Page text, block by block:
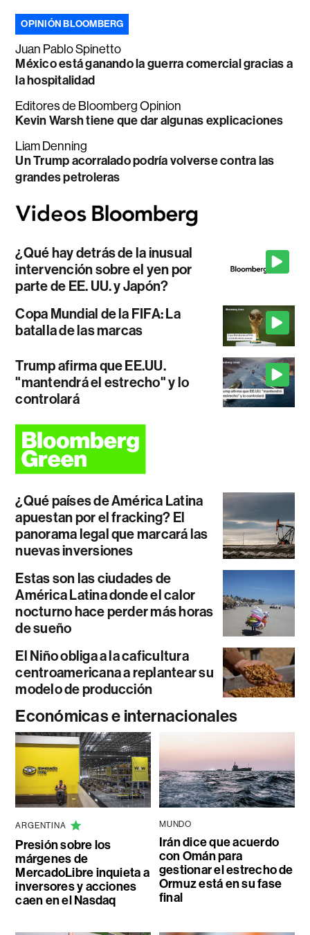
OPINIÓN BLOOMBERG
Juan Pablo Spinetto
México está ganando la guerra comercial gracias a
la hospitalidad
Editores de Bloomberg Opinion
Kevin Warsh tiene que dar algunas explicaciones
Liam Denning
Un Trump acorralado podría volverse contra las
grandes petroleras
¿Qué hay detrás de la inusual
intervención sobre el yen por
parte de EE. UU. y Japón?
Copa Mundial de la FIFA: La
batalla de las marcas
Trump afirma que EE.UU.
"mantendrá el estrecho" y lo
controlará
¿Qué países de América Latina
apuestan por el fracking? El
panorama legal que marcará las
nuevas inversiones
Estas son las ciudades de
América Latina donde el calor
nocturno hace perder más horas
de sueño
El Niño obliga a la caficultura
centroamericana a replantear su
modelo de producción
Económicas e internacionales
ARGENTINA
Presión sobre los
márgenes de
MercadoLibre inquieta a
inversores y acciones
caen en el Nasdaq
MUNDO
Irán dice que acuerdo
con Omán para
gestionar el estrecho de
Ormuz está en su fase
final